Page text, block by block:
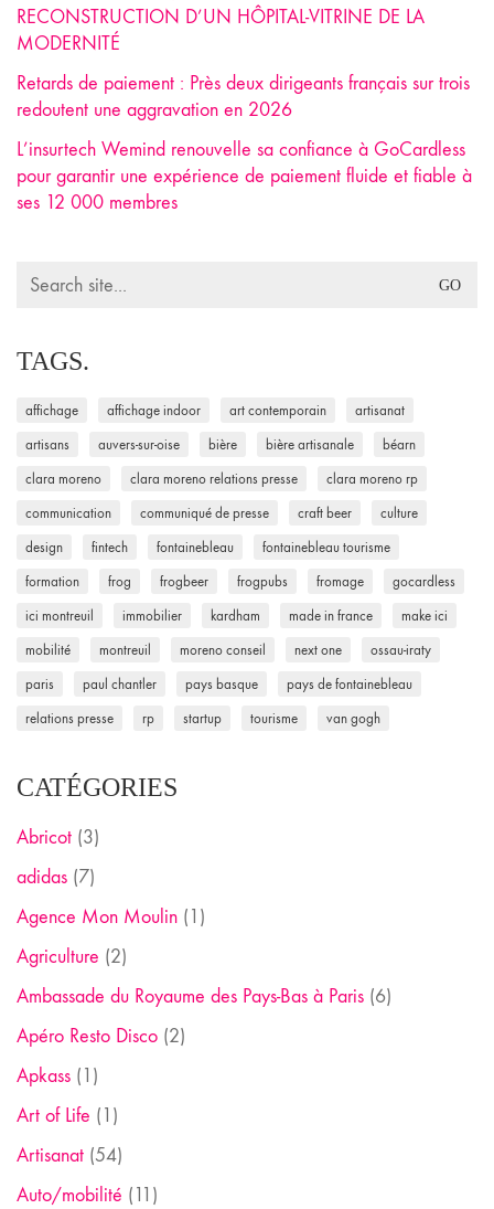
RECONSTRUCTION D’UN HÔPITAL-VITRINE DE LA
MODERNITÉ
Retards de paiement : Près deux dirigeants français sur trois
redoutent une aggravation en 2026
L’insurtech Wemind renouvelle sa confiance à GoCardless
pour garantir une expérience de paiement fluide et fiable à
ses 12 000 membres
Search
TAGS.
affichage affichage indoor art contemporain artisanat
artisans auvers-sur-oise bière bière artisanale béarn
clara moreno clara moreno relations presse clara moreno rp
communication communiqué de presse craft beer culture
design fintech fontainebleau fontainebleau tourisme
formation frog frogbeer frogpubs fromage gocardless
ici montreuil immobilier kardham made in france make ici
mobilité montreuil moreno conseil next one ossau-iraty
paris paul chantler pays basque pays de fontainebleau
relations presse rp startup tourisme van gogh
CATÉGORIES
Abricot (3)
adidas (7)
Agence Mon Moulin (1)
Agriculture (2)
Ambassade du Royaume des Pays-Bas à Paris (6)
Apéro Resto Disco (2)
Apkass (1)
Art of Life (1)
Artisanat (54)
Auto/mobilité (11)